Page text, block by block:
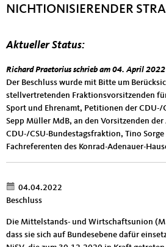
NICHTIONISIERENDER
Aktueller Status:
Der Beschluss wurde mit Bitte
Richard Praetorius schrieb am 04. April 2022
Der Beschluss wurde mit Bitte um
stellvertretenden Fraktionsvorsitzenden
Sport und Ehrenamt, Petitionen der CDU-/
Sepp Müller MdB, an den Vorsitzenden
CDU-/CSU-Bundestagsfraktion, Tino Sorge
Fachreferenten des Konrad-Adenauer-
04.04.2022
Beschluss
Die Mittelstands- und Wirtschaftsunion
dass sie sich auf Bundesebene dafür